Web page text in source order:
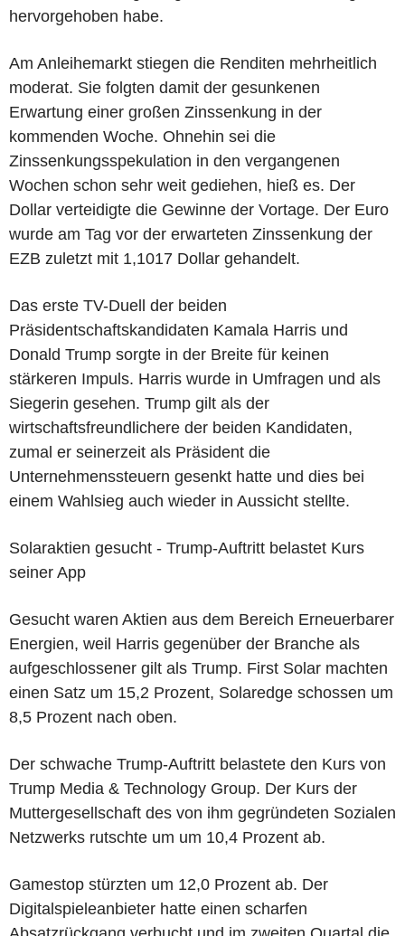
hervorgehoben habe.
Am Anleihemarkt stiegen die Renditen mehrheitlich
moderat. Sie folgten damit der gesunkenen
Erwartung einer großen Zinssenkung in der
kommenden Woche. Ohnehin sei die
Zinssenkungsspekulation in den vergangenen
Wochen schon sehr weit gediehen, hieß es. Der
Dollar verteidigte die Gewinne der Vortage. Der Euro
wurde am Tag vor der erwarteten Zinssenkung der
EZB zuletzt mit 1,1017 Dollar gehandelt.
Das erste TV-Duell der beiden
Präsidentschaftskandidaten Kamala Harris und
Donald Trump sorgte in der Breite für keinen
stärkeren Impuls. Harris wurde in Umfragen und als
Siegerin gesehen. Trump gilt als der
wirtschaftsfreundlichere der beiden Kandidaten,
zumal er seinerzeit als Präsident die
Unternehmenssteuern gesenkt hatte und dies bei
einem Wahlsieg auch wieder in Aussicht stellte.
Solaraktien gesucht - Trump-Auftritt belastet Kurs
seiner App
Gesucht waren Aktien aus dem Bereich Erneuerbarer
Energien, weil Harris gegenüber der Branche als
aufgeschlossener gilt als Trump. First Solar machten
einen Satz um 15,2 Prozent, Solaredge schossen um
8,5 Prozent nach oben.
Der schwache Trump-Auftritt belastete den Kurs von
Trump Media & Technology Group. Der Kurs der
Muttergesellschaft des von ihm gegründeten Sozialen
Netzwerks rutschte um um 10,4 Prozent ab.
Gamestop stürzten um 12,0 Prozent ab. Der
Digitalspieleanbieter hatte einen scharfen